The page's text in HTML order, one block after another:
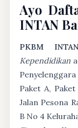
Ayo
INTAN
PKBM
Kependidikan
Paket A,
Jalan Pesona
B No 4